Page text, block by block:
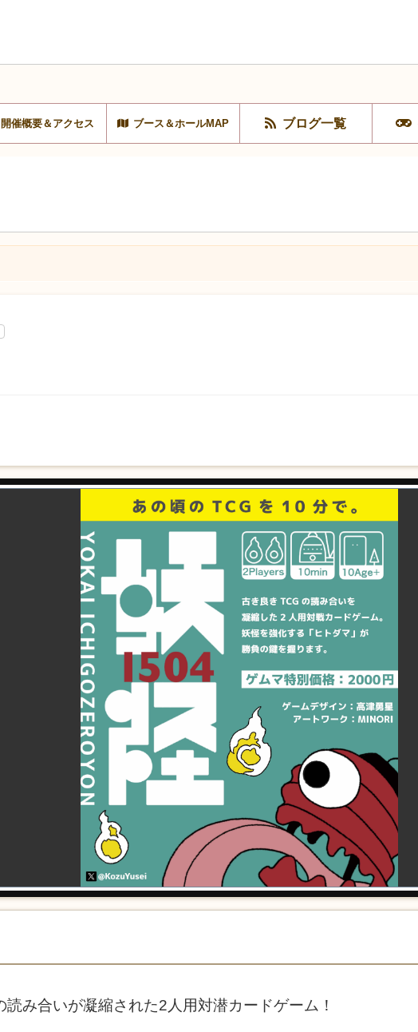
開催概要＆アクセス ブース＆ホールMAP ブログ一覧
み合いが凝縮された2人用対潜カードゲーム！